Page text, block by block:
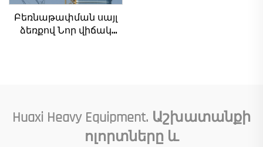
Բեռնաթափման սայլ
ձեռքով Նոր վիճակ
մանժեթ պոմպ շարժիչ
Ներքին
բեռնվածություն
Huaxi Heavy Equipment. Աշխատանքի
ոլորտները և